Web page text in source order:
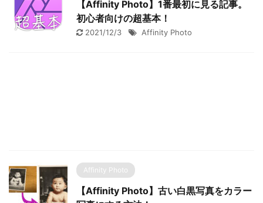
【Affinity Photo】1番最初に見る記事。
初心者向けの超基本！
2021/12/3 Affinity Photo
Affinity Photo
【Affinity Photo】古い白黒写真をカラー